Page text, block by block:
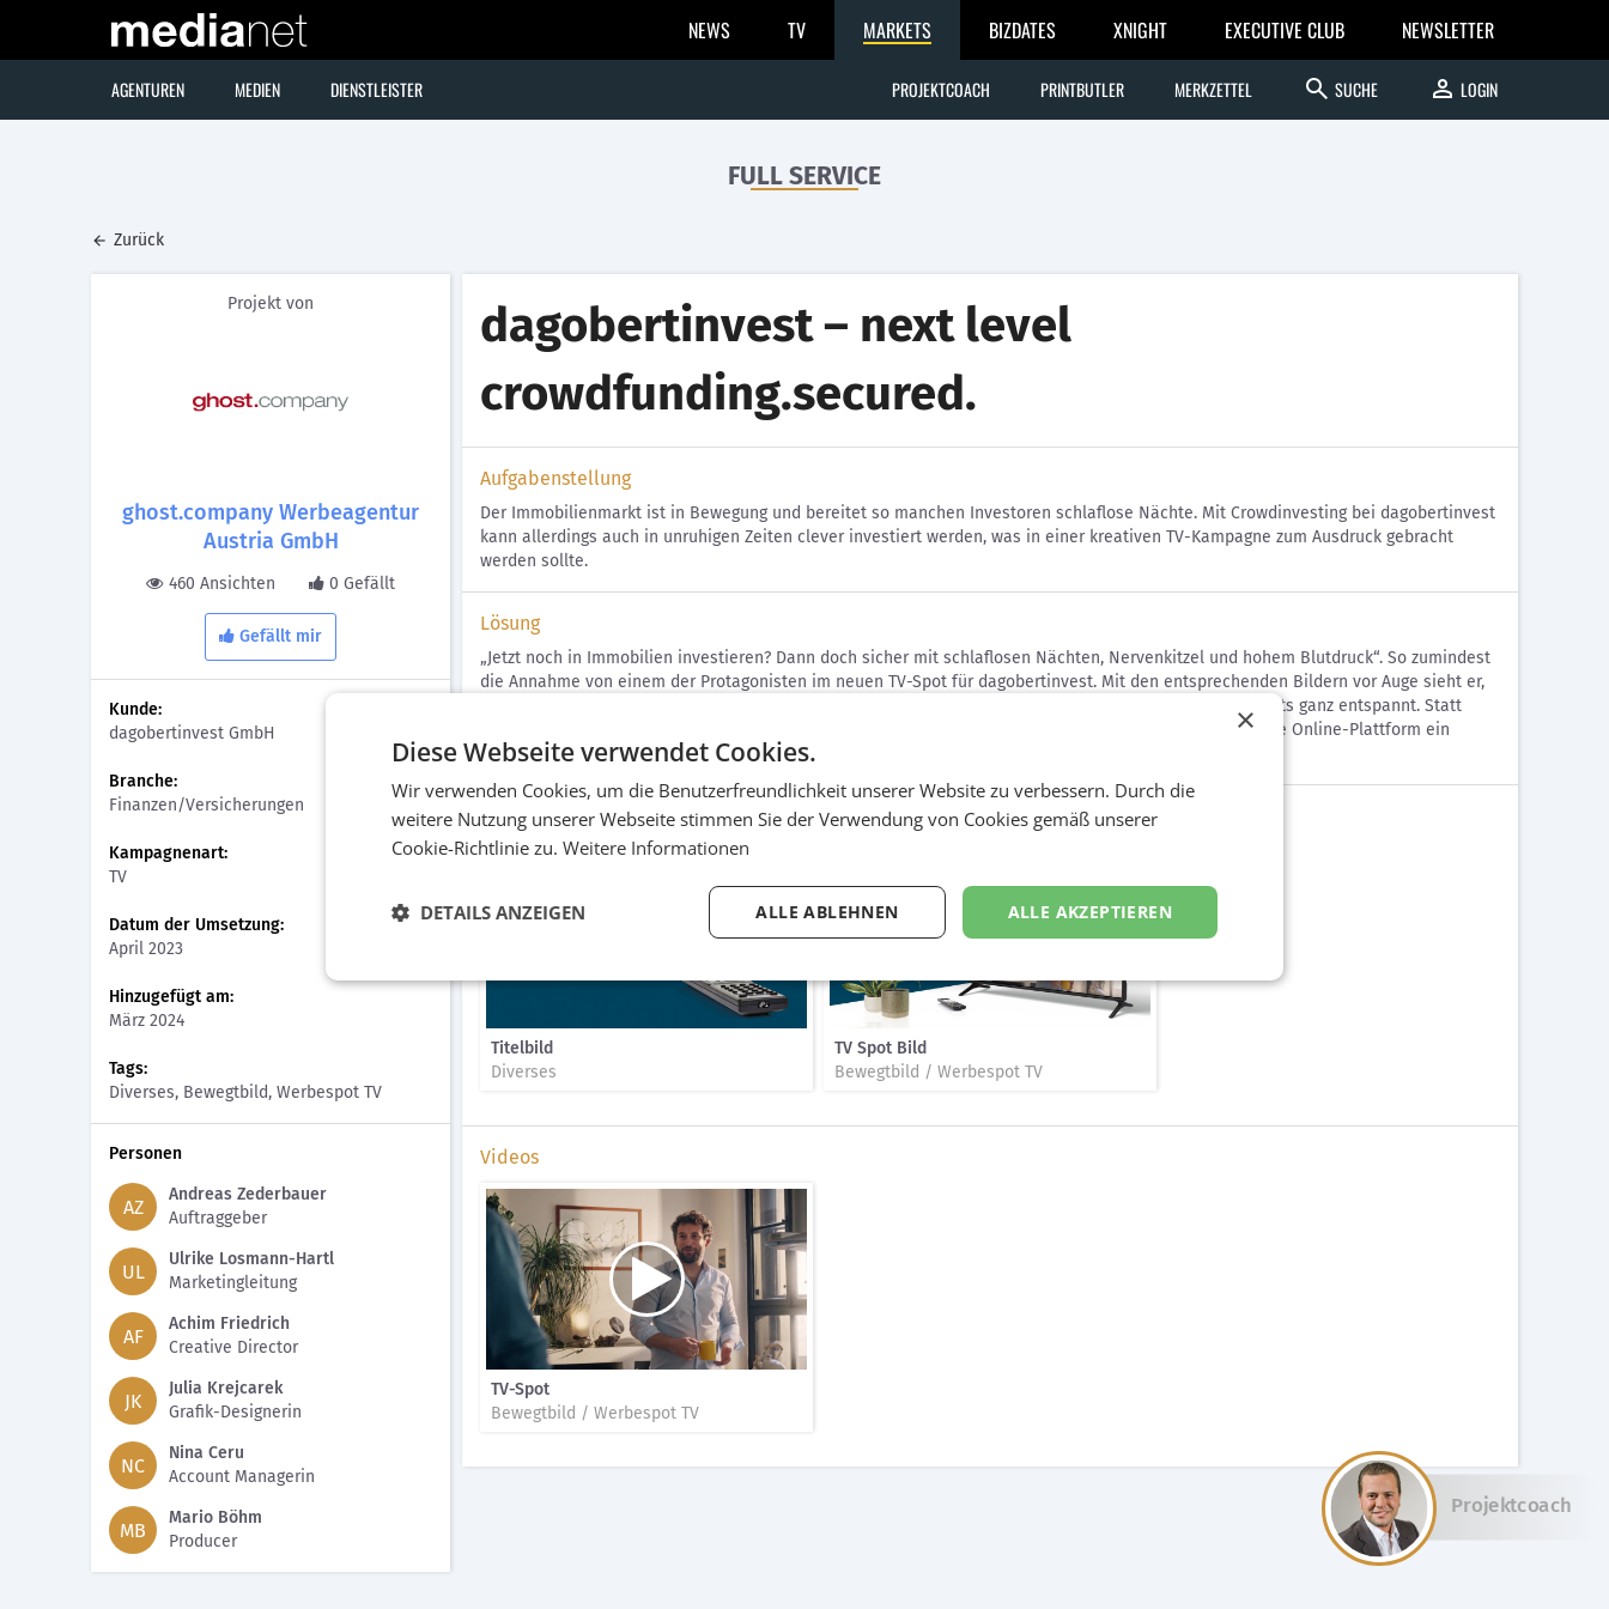
NEWS TV MARKETS BIZDATES XNIGHT EXECUTIVE CLUB NEWSLETTER
AGENTUREN MEDIEN DIENSTLEISTER PROJEKTCOACH PRINTBUTLER MERKZETTEL search SUCHE person LOGIN
FULL SERVICE
Zurück
Projekt von
ghost.company Werbeagentur
Austria GmbH
460 Ansichten 0 Gefällt
Gefällt mir
Kunde:
dagobertinvest GmbH
Branche:
Finanzen/Versicherungen
Kampagnenart:
TV
Datum der Umsetzung:
April 2023
Hinzugefügt am:
März 2024
Tags:
Diverses, Bewegtbild, Werbespot TV
Personen
AZ
Andreas Zederbauer
Auftraggeber
UL
Ulrike Losmann-Hartl
Marketingleitung
AF
Achim Friedrich
Creative Director
JK
Julia Krejcarek
Grafik-Designerin
NC
Nina Ceru
Account Managerin
MB
Mario Böhm
Producer
dagobertinvest – next level
crowdfunding.secured.
Aufgabenstellung
Der Immobilienmarkt ist in Bewegung und bereitet so manchen Investoren schlaflose Nächte. Mit Crowdinvesting bei dagobertinvest
kann allerdings auch in unruhigen Zeiten clever investiert werden, was in einer kreativen TV-Kampagne zum Ausdruck gebracht
werden sollte.
Lösung
„Jetzt noch in Immobilien investieren? Dann doch sicher mit schlaflosen Nächten, Nervenkitzel und hohem Blutdruck“. So zumindest
die Annahme von einem der Protagonisten im neuen TV-Spot für dagobertinvest. Mit den entsprechenden Bildern vor Auge sieht er,
was Investoren scheinbar durchmachen müssen. Doch mit dagobertinvest bleiben Immobilieninvestments ganz entspannt. Statt
„Druck auf dem Kessel“ gibt es für Anleger bankenübliche Sicherheiten und die Möglichkeit, sich über die Online-Plattform ein
breites Projektportfolio zusammenzustellen.
Bilder
Titelbild
Diverses
TV Spot Bild
Bewegtbild / Werbespot TV
Videos
TV-Spot
Bewegtbild / Werbespot TV
×
Diese Webseite verwendet Cookies.
Wir verwenden Cookies, um die Benutzerfreundlichkeit unserer Website zu verbessern. Durch die
weitere Nutzung unserer Webseite stimmen Sie der Verwendung von Cookies gemäß unserer
Cookie-Richtlinie zu. Weitere Informationen
ALLE AKZEPTIEREN
ALLE ABLEHNEN
DETAILS ANZEIGEN
Projektcoach